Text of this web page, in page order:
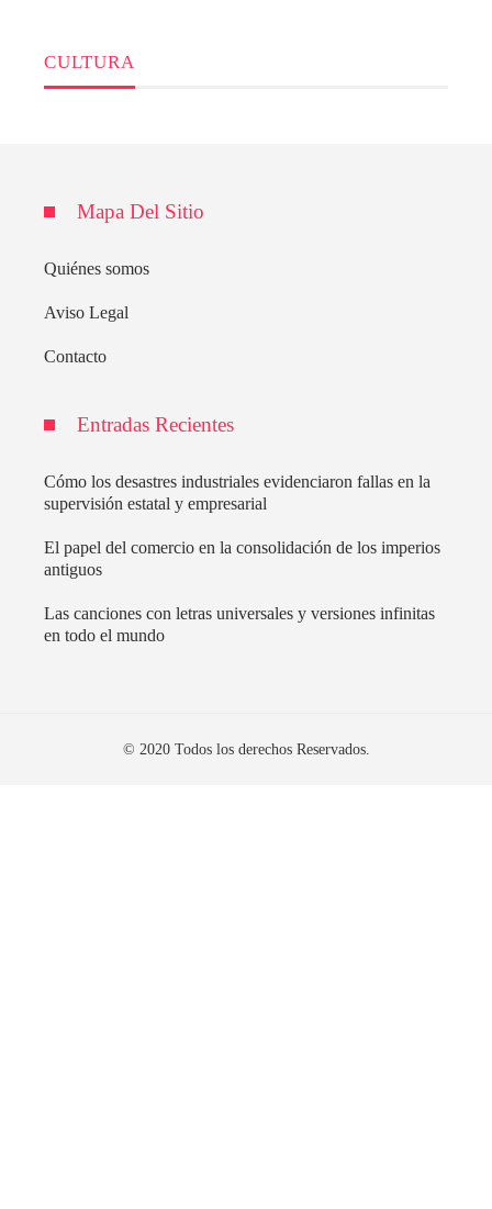
CULTURA
Mapa Del Sitio
Quiénes somos
Aviso Legal
Contacto
Entradas Recientes
Cómo los desastres industriales evidenciaron fallas en la
supervisión estatal y empresarial
El papel del comercio en la consolidación de los imperios
antiguos
Las canciones con letras universales y versiones infinitas
en todo el mundo
© 2020 Todos los derechos Reservados.